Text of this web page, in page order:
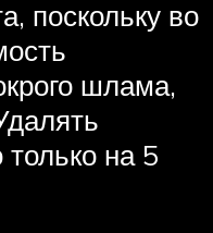
поскольку во
шлама,
на 5